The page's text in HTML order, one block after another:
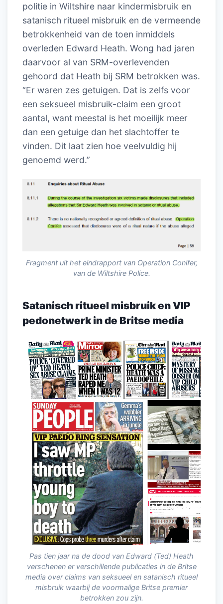
politie in Wiltshire naar kindermisbruik en
satanisch ritueel misbruik en de vermeende
betrokkenheid van de toen inmiddels
overleden Edward Heath. Wong had jaren
daarvoor al van SRM-overlevenden
gehoord dat Heath bij SRM betrokken was.
“Er waren zes getuigen. Dat is zelfs voor
een seksueel misbruik-claim een groot
aantal, want meestal is het moeilijk meer
dan een getuige dan het slachtoffer te
vinden. Dit laat zien hoe veelvuldig hij
genoemd werd.”
Fragment uit het eindrapport van Operation Conifer,
van de Wiltshire Police.
Satanisch ritueel misbruik en VIP
pedonetwerk in de Britse media
Pas tien jaar na de dood van Edward (Ted) Heath
verschenen er verschillende publicaties in de Britse
media over claims van seksueel en satanisch ritueel
misbruik waarbij de voormalige Britse premier
betrokken zou zijn.